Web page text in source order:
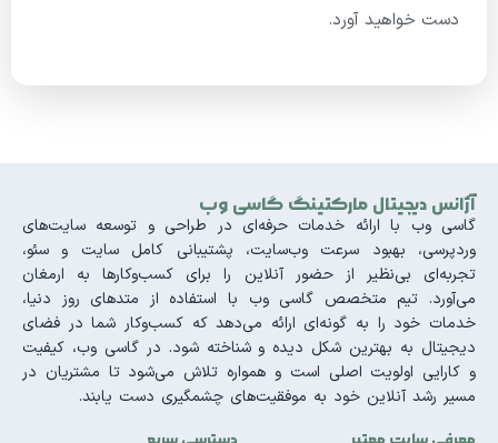
دست خواهید آورد.
آژانس دیجیتال مارکتینگ گاسی وب
گاسی وب با ارائه خدمات حرفه‌ای در طراحی و توسعه سایت‌های
وردپرسی، بهبود سرعت وب‌سایت، پشتیبانی کامل سایت و سئو،
تجربه‌ای بی‌نظیر از حضور آنلاین را برای کسب‌وکارها به ارمغان
می‌آورد. تیم متخصص گاسی وب با استفاده از متدهای روز دنیا،
خدمات خود را به گونه‌ای ارائه می‌دهد که کسب‌وکار شما در فضای
دیجیتال به بهترین شکل دیده و شناخته شود. در گاسی وب، کیفیت
و کارایی اولویت اصلی است و همواره تلاش می‌شود تا مشتریان در
مسیر رشد آنلاین خود به موفقیت‌های چشمگیری دست یابند.